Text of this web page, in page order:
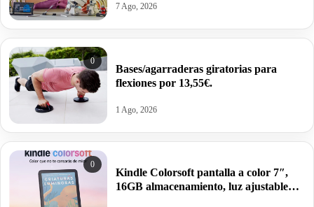
7 Ago, 2026
0
Bases/agarraderas giratorias para
flexiones por 13,55€.
1 Ago, 2026
0
Kindle Colorsoft pantalla a color 7″,
16GB almacenamiento, luz ajustable